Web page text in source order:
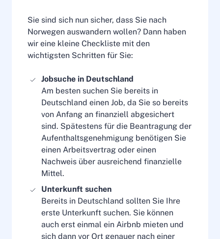
Sie sind sich nun sicher, dass Sie nach
Norwegen auswandern wollen? Dann haben
wir eine kleine Checkliste mit den
wichtigsten Schritten für Sie:
Jobsuche in Deutschland
Am besten suchen Sie bereits in
Deutschland einen Job, da Sie so bereits
von Anfang an finanziell abgesichert
sind. Spätestens für die Beantragung der
Aufenthaltsgenehmigung benötigen Sie
einen Arbeitsvertrag oder einen
Nachweis über ausreichend finanzielle
Mittel.
Unterkunft suchen
Bereits in Deutschland sollten Sie Ihre
erste Unterkunft suchen. Sie können
auch erst einmal ein Airbnb mieten und
sich dann vor Ort genauer nach einer